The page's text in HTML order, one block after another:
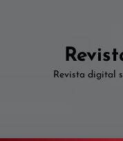
Revista digital